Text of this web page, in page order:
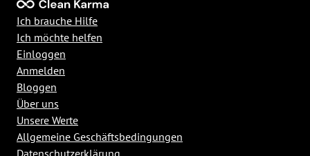
Ich brauche Hilfe
Ich möchte helfen
Einloggen
Anmelden
Bloggen
Über uns
Unsere Werte
Allgemeine Geschäftsbedingungen
Datenschutzerklärung